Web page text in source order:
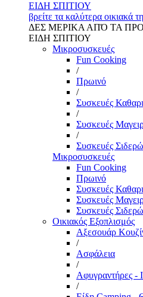
ΕΙΔΗ ΣΠΙΤΙΟΥ
βρείτε τα καλύτερα οικιακά
ΔΕΣ ΜΕΡΙΚΑ ΑΠΌ ΤΑ
ΕΙΔΗ ΣΠΙΤΙΟΥ
Μικροσυσκευές
Fun Cooking
/
Πρωινό
/
Συσκευές
/
Συσκευές
/
Συσκευές
Μικροσυσκευές
Fun Cooking
Πρωινό
Συσκευές
Συσκευές
Συσκευές
Οικιακός Εξοπλισμός
Αξεσουάρ
/
Ασφάλεια
/
Αφυγραντήρες -
/